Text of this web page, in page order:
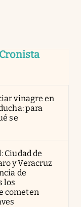
vinagre en
para
se
Ciudad de
y Veracruz
de
los
cometen